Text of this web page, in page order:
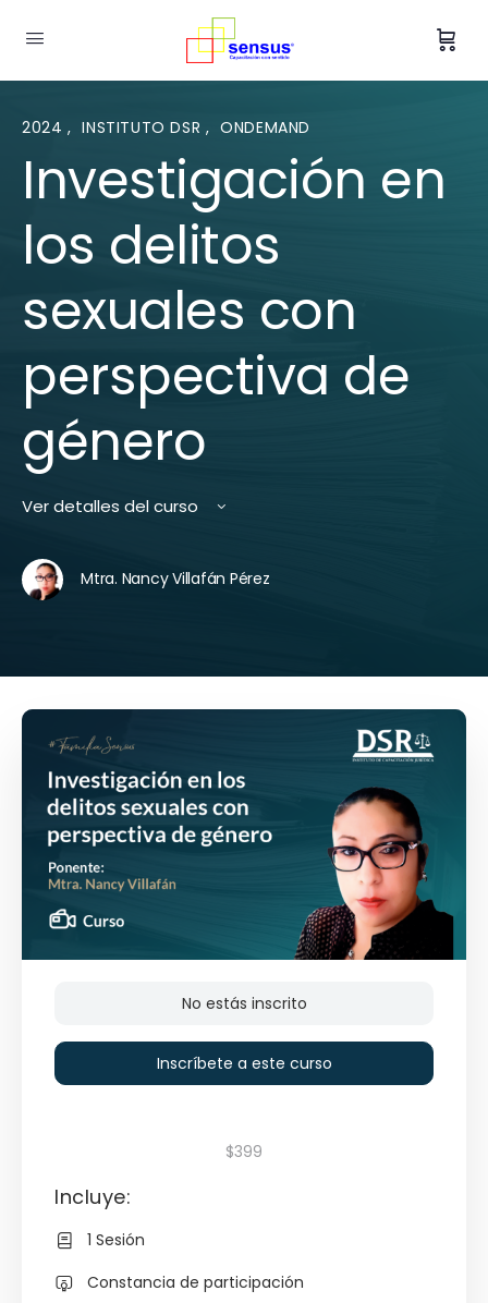
2024, INSTITUTO DSR , ONDEMAND
Investigación en
los delitos
sexuales con
perspectiva de
género
Ver detalles del curso
Mtra. Nancy Villafán Pérez
No estás inscrito
Inscríbete a este curso
$399
Incluye:
1 Sesión
Constancia de participación